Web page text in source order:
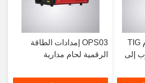
TC-600 رأس لحام TIG
إلى
OPS03 إمدادات الطاقة
الرقمية لحام مدارية